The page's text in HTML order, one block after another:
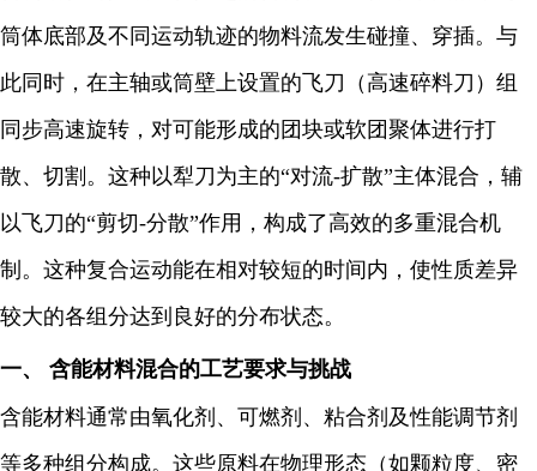
筒体底部及不同运动轨迹的物料流发生碰撞、穿插。与
此同时，在主轴或筒壁上设置的飞刀（高速碎料刀）组
同步高速旋转，对可能形成的团块或软团聚体进行打
散、切割。这种以犁刀为主的“对流-扩散”主体混合，辅
以飞刀的“剪切-分散”作用，构成了高效的多重混合机
制。这种复合运动能在相对较短的时间内，使性质差异
较大的各组分达到良好的分布状态。
一、 含能材料混合的工艺要求与挑战
含能材料通常由氧化剂、可燃剂、粘合剂及性能调节剂
等多种组分构成。这些原料在物理形态（如颗粒度、密